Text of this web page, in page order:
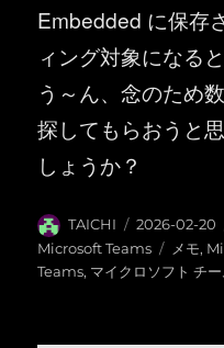
Embedded に保存
ィング対象になる
う～ん、念のため
探してもらおうと
しょうか？
投
稿
者
TAICHI
投
稿
日:
2026-02-20
Microsoft Teams
タ
グ
メモ,
Teams, マイクロソフト チ